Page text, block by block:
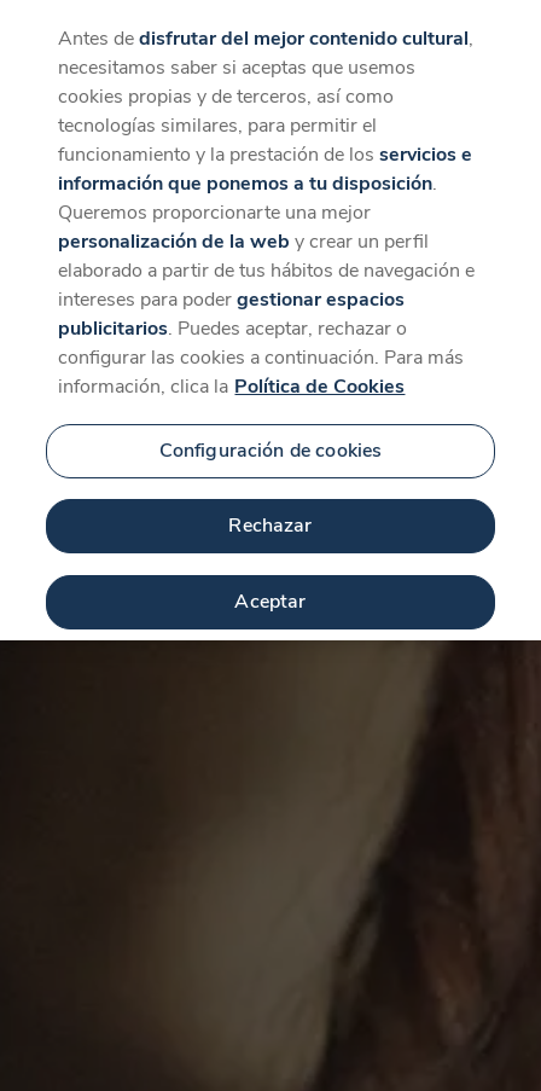
CaixaForum+
La mejor experiencia desde la App
Descargar
Antes dedisfrutar del mejor contenido cultural,
necesitamos saber si aceptas que usemos
cookies propias y de terceros, así como
tecnologías similares, para permitir el
funcionamiento y la prestación de losservicios e
información que ponemos a tu disposición.
Queremos proporcionarte una mejor
personalización de la web y crear un perfil
elaborado a partir de tus hábitos de navegación e
intereses para podergestionar espacios
publicitarios. Puedes aceptar, rechazar o
configurar las cookies a continuación. Para más
información, clica la Política de Cookies
Configuración de cookies
Rechazar
Aceptar